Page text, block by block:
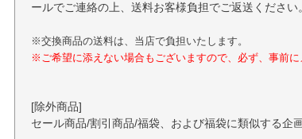
ールでご連絡の上、送料お客様負担でご返送くださ
※交換商品の送料は、当店で負担いたします。
※ご希望に添えない場合もございますので、必ず、事前に
[除外商品]
セール商品/割引商品/福袋、および福袋に類似する企